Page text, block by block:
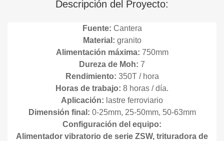
Descripción del Proyecto:
Fuente: Cantera
Material: granito
Alimentación máxima: 750mm
Dureza de Moh: 7
Rendimiento: 350T / hora
Horas de trabajo: 8 horas / día.
Aplicación: lastre ferroviario
Dimensión final: 0-25mm, 25-50mm, 50-63mm
Configuración del equipo:
Alimentador vibratorio de serie ZSW, trituradora de